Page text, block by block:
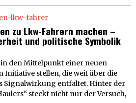
zu Lkw-Fahrern machen –
und politische Symbolik
den Mittelpunkt einer neuen
stellen, die weit über die
Signalwirkung entfaltet. Hinter der
steckt nicht nur der Versuch,